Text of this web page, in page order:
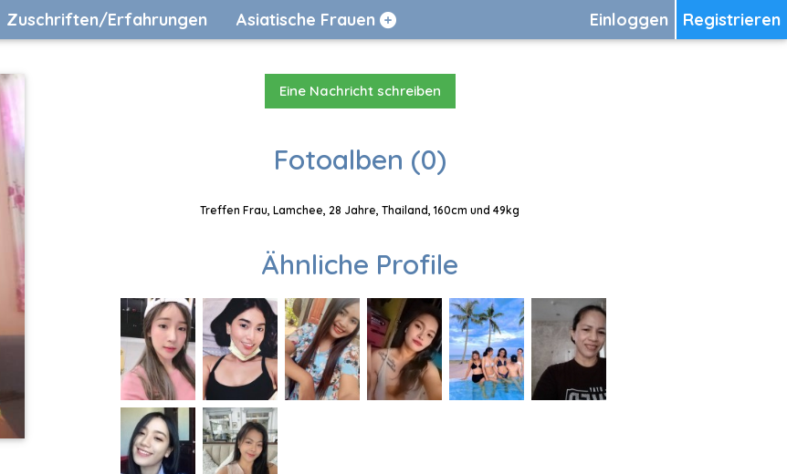
Registrieren
Einloggen
Zuschriften/Erfahrungen Asiatische Frauen
Eine Nachricht schreiben
Fotoalben (0)
Treffen Frau, Lamchee, 28 Jahre, Thailand, 160cm und 49kg
Ähnliche Profile